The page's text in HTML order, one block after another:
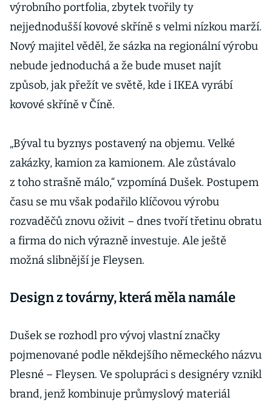
výrobního portfolia, zbytek tvořily ty
nejjednodušší kovové skříně s velmi nízkou marží.
Nový majitel věděl, že sázka na regionální výrobu
nebude jednoduchá a že bude muset najít
způsob, jak přežít ve světě, kde i IKEA vyrábí
kovové skříně v Číně.
„Býval tu byznys postavený na objemu. Velké
zakázky, kamion za kamionem. Ale zůstávalo
z toho strašně málo,“ vzpomíná Dušek. Postupem
času se mu však podařilo klíčovou výrobu
rozvaděčů znovu oživit – dnes tvoří třetinu obratu
a firma do nich výrazně investuje. Ale ještě
možná slibnější je Fleysen.
Design z továrny, která měla namále
Dušek se rozhodl pro vývoj vlastní značky
pojmenované podle někdejšího německého názvu
Plesné – Fleysen. Ve spolupráci s designéry vznikl
brand, jenž kombinuje průmyslový materiál